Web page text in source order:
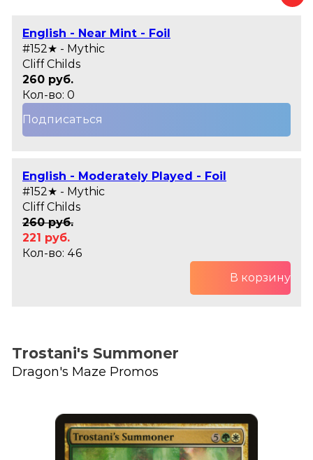
English - Near Mint - Foil
#152★ - Mythic
Cliff Childs
260 руб.
Кол-во: 0
Подписаться
English - Moderately Played - Foil
#152★ - Mythic
Cliff Childs
260 руб.
221 руб.
Кол-во: 46
В корзину
Trostani's Summoner
Dragon's Maze Promos